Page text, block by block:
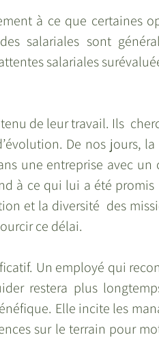
à ce que certaines
salariales sont
salariales
de leur travail. Ils
De nos jours,
une entreprise avec un
à ce qui lui a été promis
et la diversité  des
ce délai.
Un employé qui
restera plus
Elle incite les
sur le terrain pour